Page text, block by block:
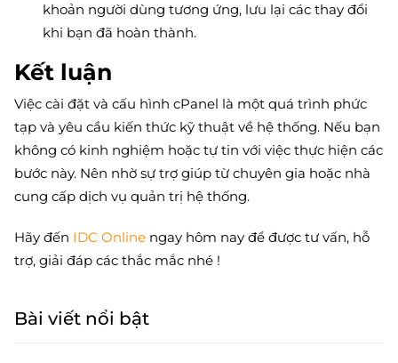
khoản người dùng tương ứng, lưu lại các thay đổi
khi bạn đã hoàn thành.
Kết luận
Việc cài đặt và cấu hình cPanel là một quá trình phức
tạp và yêu cầu kiến thức kỹ thuật về hệ thống. Nếu bạn
không có kinh nghiệm hoặc tự tin với việc thực hiện các
bước này. Nên nhờ sự trợ giúp từ chuyên gia hoặc nhà
cung cấp dịch vụ quản trị hệ thống.
Hãy đến IDC Online ngay hôm nay để được tư vấn, hỗ
trợ, giải đáp các thắc mắc nhé !
Bài viết nổi bật